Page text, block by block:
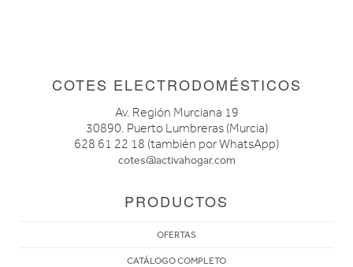
COTES ELECTRODOMÉSTICOS
Av. Región Murciana 19
30890. Puerto Lumbreras (Murcia)
628 61 22 18 (también por WhatsApp)
cotes@activahogar.com
PRODUCTOS
OFERTAS
CATÁLOGO COMPLETO